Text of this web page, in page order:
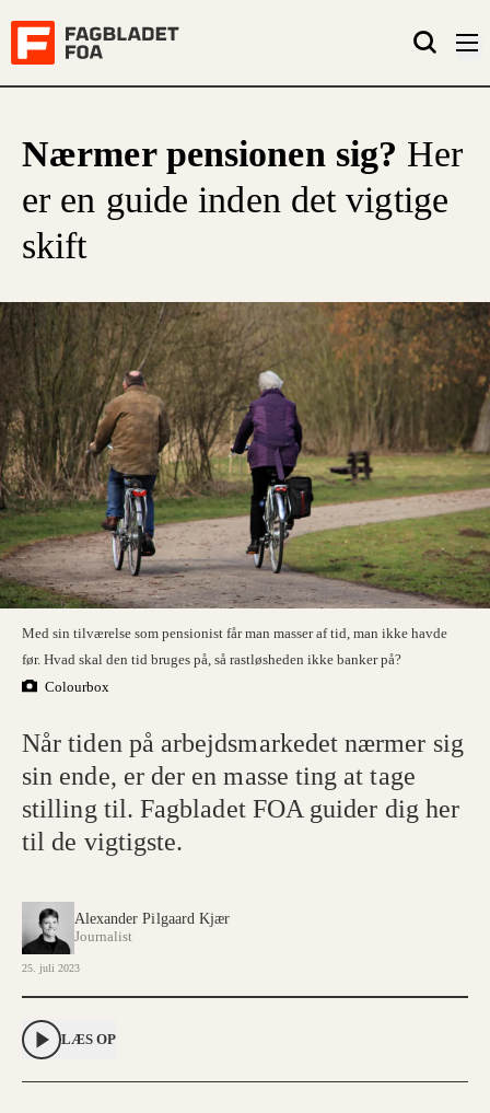
Nærmer pensionen sig? Her
er en guide inden det vigtige
skift
Med sin tilværelse som pensionist får man masser af tid, man ikke havde
før. Hvad skal den tid bruges på, så rastløsheden ikke banker på?
Colourbox
Når tiden på arbejdsmarkedet nærmer sig
sin ende, er der en masse ting at tage
stilling til. Fagbladet FOA guider dig her
til de vigtigste.
Alexander Pilgaard Kjær
Journalist
25. juli 2023
LÆS OP